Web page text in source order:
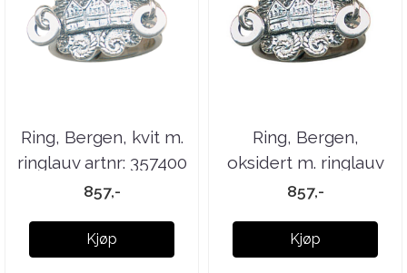
Ring, Bergen, kvit m.
ringlauv artnr: 357400
857,-
Kjøp
Ring, Bergen,
oksidert m. ringlauv
artnr: 357100
857,-
Kjøp